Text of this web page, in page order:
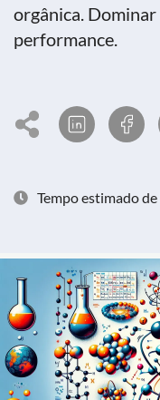
orgânica.
performance.
Tempo estimado